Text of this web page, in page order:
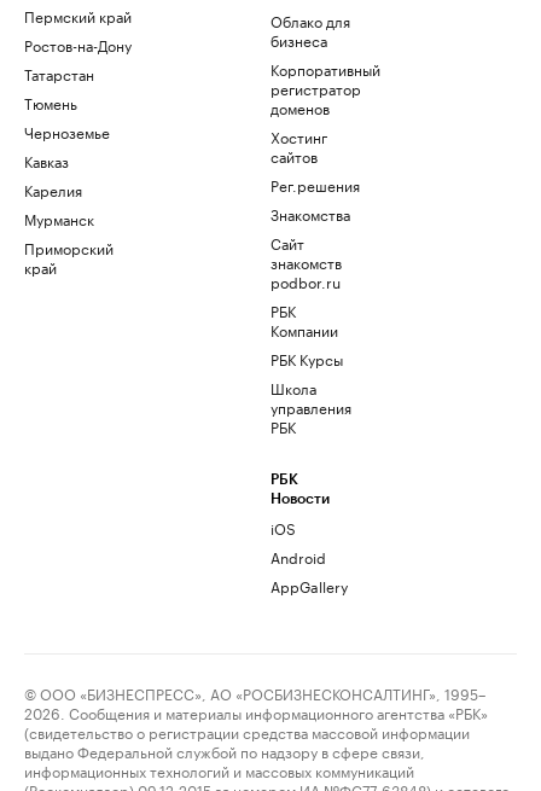
Пермский край
Ростов-на-Дону
Татарстан
Тюмень
Черноземье
Кавказ
Карелия
Мурманск
Приморский
край
Облако для
бизнеса
Корпоративный
регистратор
доменов
Хостинг
сайтов
Рег.решения
Знакомства
Сайт
знакомств
podbor.ru
РБК
Компании
РБК Курсы
Школа
управления
РБК
РБК
Новости
iOS
Android
AppGallery
© ООО «БИЗНЕСПРЕСС», АО «РОСБИЗНЕСКОНСАЛТИНГ», 1995–
2026. Сообщения и материалы информационного агентства «РБК»
(свидетельство о регистрации средства массовой информации
выдано Федеральной службой по надзору в сфере связи,
информационных технологий и массовых коммуникаций